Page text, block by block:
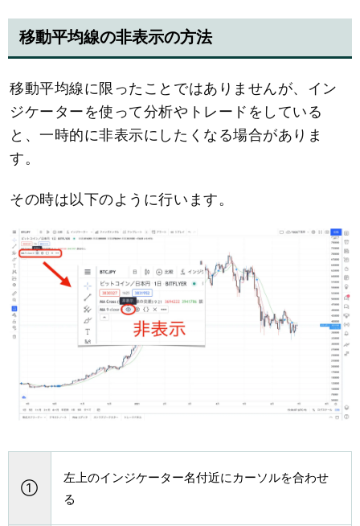
移動平均線の非表示の方法
移動平均線に限ったことではありませんが、イン
ジケーターを使って分析やトレードをしている
と、一時的に非表示にしたくなる場合がありま
す。
その時は以下のように行います。
①
左上のインジケーター名付近にカーソルを合わせ
る